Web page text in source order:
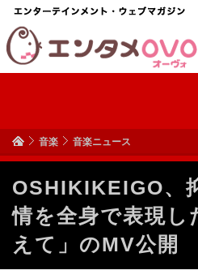
音楽 音楽ニュース
OSHIKIKEIGO、
情を全身で表現し
えて」のMV公開